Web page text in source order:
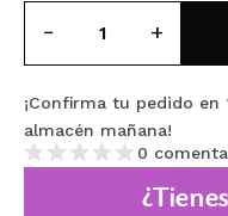
MAQUIFARMA
KOREA ZONE
TRAVEL SIZE
NATURE
¡Confirma tu pedido en
almacén mañana!
0